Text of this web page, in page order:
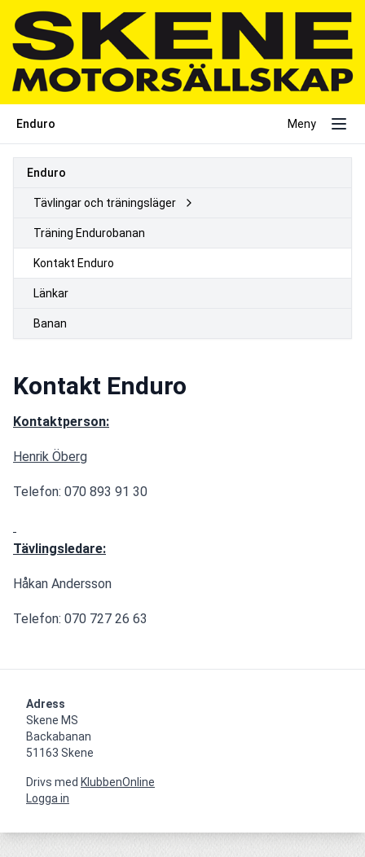
Enduro Meny
Enduro
Tävlingar och träningsläger
Träning Endurobanan
Kontakt Enduro
Länkar
Banan
Kontakt Enduro
Kontaktperson:
Henrik Öberg
Telefon: 070 893 91 30
Tävlingsledare:
Håkan Andersson
Telefon: 070 727 26 63
Adress
Skene MS
Backabanan
51163 Skene
Drivs med KlubbenOnline
Logga in